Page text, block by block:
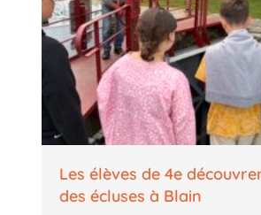
Les élèves de 4e
des écluses à Blain